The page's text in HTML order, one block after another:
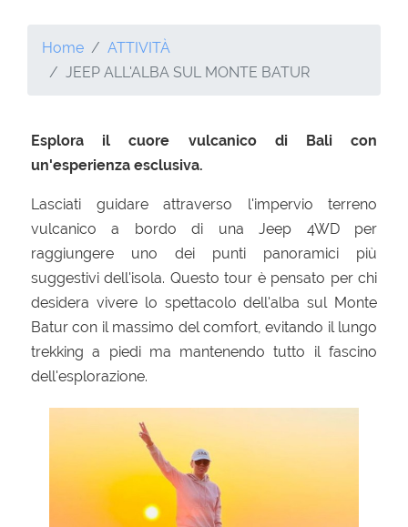
Home
ATTIVITÀ
JEEP ALL'ALBA SUL MONTE BATUR
Esplora il cuore vulcanico di Bali con
un'esperienza esclusiva.
Lasciati guidare attraverso l'impervio terreno
vulcanico a bordo di una Jeep 4WD per
raggiungere uno dei punti panoramici più
suggestivi dell'isola. Questo tour è pensato per chi
desidera vivere lo spettacolo dell'alba sul Monte
Batur con il massimo del comfort, evitando il lungo
trekking a piedi ma mantenendo tutto il fascino
dell'esplorazione.